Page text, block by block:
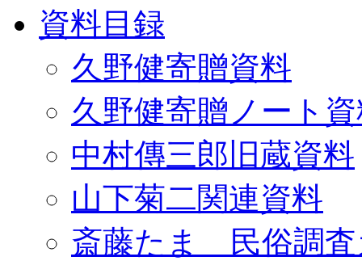
資料目録
久野健寄贈資料
久野健寄贈ノート
中村傳三郎旧蔵資料
山下菊二関連資料
斎藤たま 民俗調査